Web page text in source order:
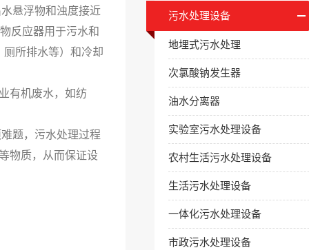
悬浮物和浊度接近
反应器用于污水和
所排水等）和冷却
有机废水，如纺
题，污水处理过程
物质，从而保证设
污水处理设备
地埋式污水处理
次氯酸钠发生器
油水分离器
实验室污水处理设备
农村生活污水处理设备
生活污水处理设备
一体化污水处理设备
市政污水处理设备